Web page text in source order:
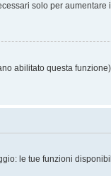
solo per
abilitato questa
le tue funzioni